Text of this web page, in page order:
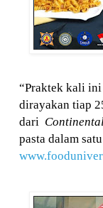
“Praktek kali
dirayakan tiap
dari
pasta dalam